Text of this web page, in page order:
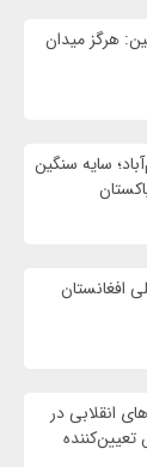
هرگز میدان
سایه سنگین
افغانستان
انقلابی در